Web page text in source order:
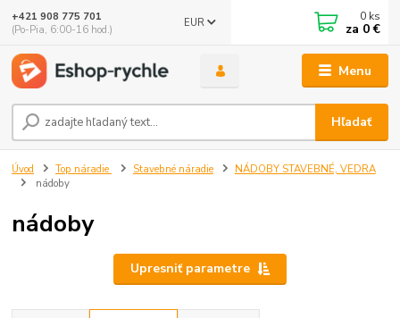
Menu
EUR
Hľadať
+421 908 775 701
(Po-Pia, 6:00-16 hod.)
0 ks
za 0 €
Úvod Top náradie Stavebné náradie
NÁDOBY STAVEBNÉ, VEDRA
nádoby
nádoby
Upresniť parametre